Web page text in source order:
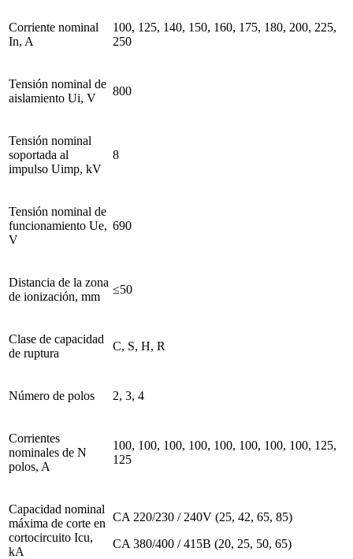
Corriente nominal
In, A
100, 125, 140, 150, 160, 175, 180, 200, 225,
250
Tensión nominal de
aislamiento Ui, V
800
Tensión nominal
soportada al
impulso Uimp, kV
8
Tensión nominal de
funcionamiento Ue,
V
690
Distancia de la zona
de ionización, mm
≤50
Clase de capacidad
de ruptura
C, S, H, R
Número de polos 2, 3, 4
Corrientes
nominales de N
polos, A
100, 100, 100, 100, 100, 100, 100, 100, 125,
125
Capacidad nominal
máxima de corte en
cortocircuito Icu,
kA
CA 220/230 / 240V (25, 42, 65, 85)
CA 380/400 / 415B (20, 25, 50, 65)